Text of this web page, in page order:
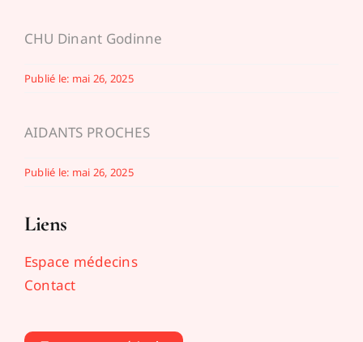
CHU Dinant Godinne
Publié le: mai 26, 2025
AIDANTS PROCHES
Publié le: mai 26, 2025
Liens
Espace médecins
Contact